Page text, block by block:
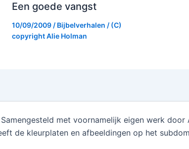
Een goede vangst
10/09/2009/ Bijbelverhalen / (C)
copyrightAlie Holman
met voornamelijk eigen werk door
de kleurplaten en afbeeldingen op het